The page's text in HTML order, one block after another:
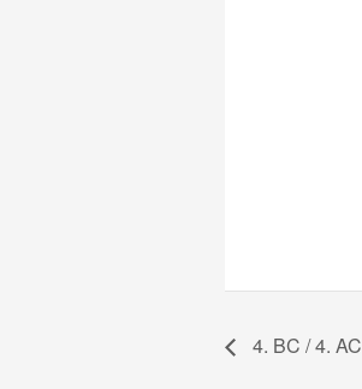
4. BC / 4. AC